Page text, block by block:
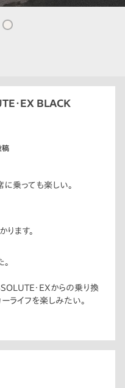
・EX BLACK
乗っても楽しい。
ます。
・EXからの乗り換
ライフを楽しみたい。